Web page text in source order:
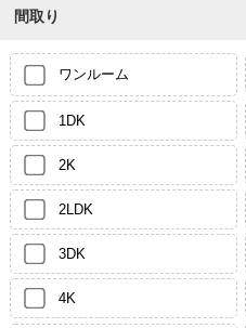
間取り
ワンルーム
1DK
2K
2LDK
3DK
4K